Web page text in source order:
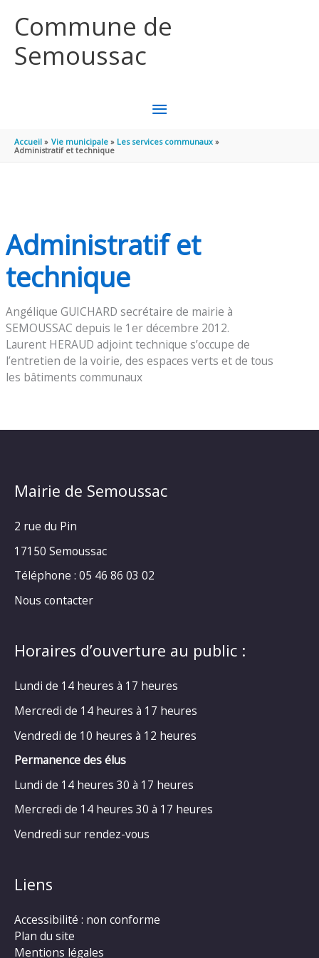
Commune de
Semoussac
MENU
PRINCIPAL
Accueil Vie municipale
Les services communaux
Administratif et technique
Administratif et
technique
Angélique GUICHARD secrétaire de mairie à
SEMOUSSAC depuis le 1er décembre 2012.
Laurent HERAUD adjoint technique s’occupe de
l’entretien de la voirie, des espaces verts et de tous
les bâtiments communaux
Mairie de Semoussac
2 rue du Pin
17150 Semoussac
Téléphone : 05 46 86 03 02
Nous contacter
Horaires d’ouverture au public :
Lundi de 14 heures à 17 heures
Mercredi de 14 heures à 17 heures
Vendredi de 10 heures à 12 heures
Permanence des élus
Lundi de 14 heures 30 à 17 heures
Mercredi de 14 heures 30 à 17 heures
Vendredi sur rendez-vous
Liens
Accessibilité : non conforme
Plan du site
Mentions légales